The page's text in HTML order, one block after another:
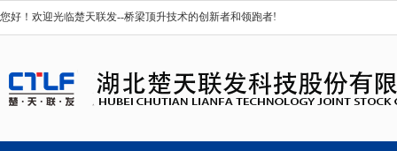
您好！欢迎光临楚天联发--桥梁顶升技术的创新者和领跑者!